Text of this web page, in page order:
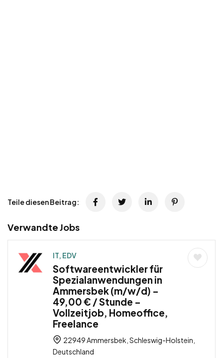
Teile diesen Beitrag:
Verwandte Jobs
IT, EDV
Softwareentwickler für
Spezialanwendungen in
Ammersbek (m/w/d) –
49,00 € / Stunde –
Vollzeitjob, Homeoffice,
Freelance
22949 Ammersbek, Schleswig-Holstein,
Deutschland